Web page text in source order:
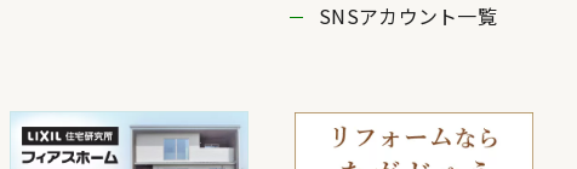
SNSアカウント一覧